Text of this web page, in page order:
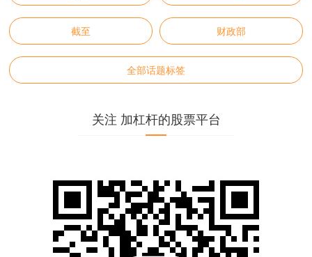
截至 财政部
全部话题标签
关注 加杠杆的股票平台